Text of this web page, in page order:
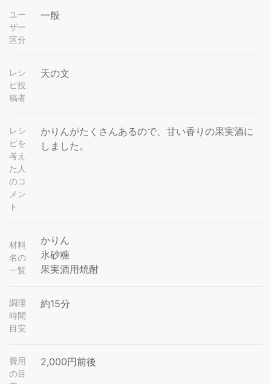
ユー
ザー
区分
一般
レシ
ピ投
稿者
天の文
レシ
ピを
考え
た人
のコ
メン
ト
かりんがたくさんあるので、甘い香りの果実酒に
しました。
材料
名の
一覧
かりん
氷砂糖
果実酒用焼酎
調理
時間
目安
約15分
費用
の目
2,000円前後